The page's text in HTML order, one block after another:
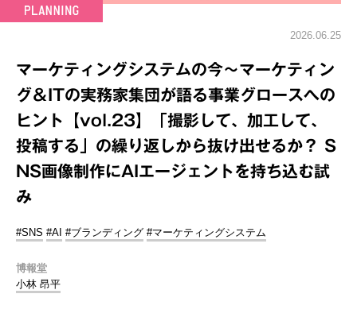
2026.06.25
マーケティングシステムの今～マーケティン
グ＆ITの実務家集団が語る事業グロースへの
ヒント【vol.23】「撮影して、加工して、
投稿する」の繰り返しから抜け出せるか？ S
NS画像制作にAIエージェントを持ち込む試
み
#SNS #AI #ブランディング #マーケティングシステム
博報堂
小林 昂平